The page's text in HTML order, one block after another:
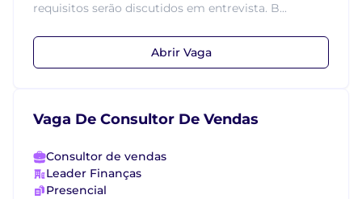
requisitos serão discutidos em entrevista. B...
Abrir Vaga
Vaga De Consultor De Vendas
Consultor de vendas
Leader Finanças
Presencial